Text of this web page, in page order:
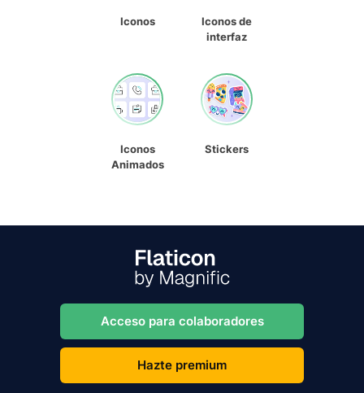
Iconos
Iconos de
interfaz
Iconos
Animados
Stickers
Acceso para colaboradores
Hazte premium